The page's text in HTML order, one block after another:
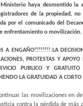
haya desmentido la
de la propiedad,
por el comunicado del
enfrentamiento o movilización.
A ENGAÑO!!!!!!!! LA
PROTESTAS Y
PUBLICO Y
LA GRATUIDAD A
las movilizaciones en
contra la pérdida de más